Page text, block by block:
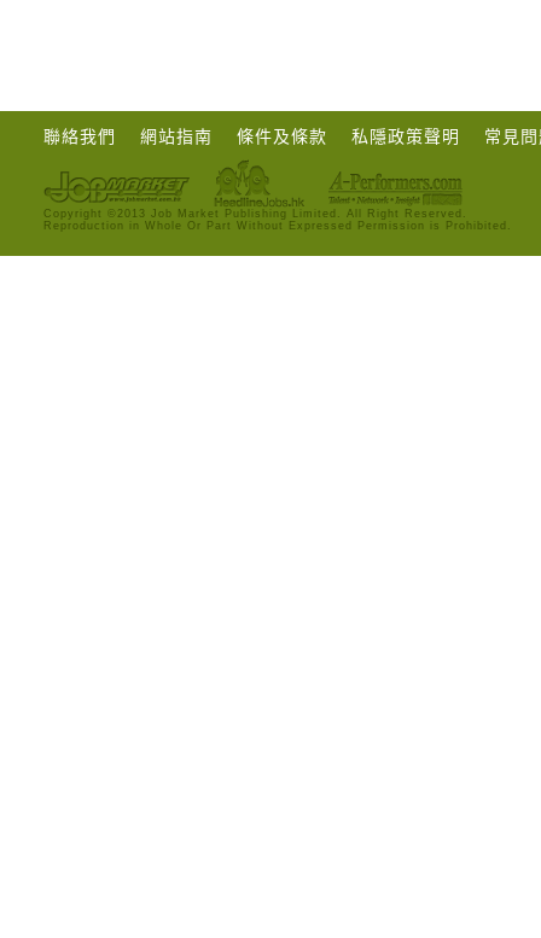
聯絡我們 網站指南 條件及條款 私隱政策聲明 常見
Copyright ©2013 Job Market Publishing Limited. All Right Reserved.
Reproduction in Whole Or Part Without Expressed Permission is Prohibited.